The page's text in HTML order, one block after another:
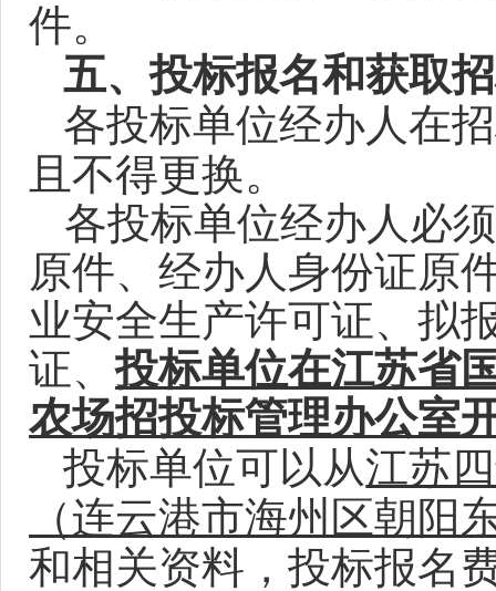
件。
五、投标报名和获取
各投标单位经办人在
且不得更换。
各投标单位经办人必
原件、经办人身份证原
业安全生产许可证、拟
证、投标单位在江苏省
农场招投标管理办公室
投标单位可以从江苏
（连云港市海州区朝阳
和相关资料，投标报名